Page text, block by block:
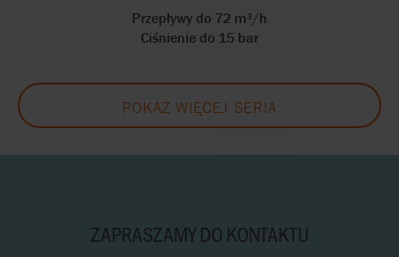
Przepływy do 72 m³/h
Ciśnienie do 15 bar
POKAŻ WIĘCEJ SERIA
ZAPRASZAMY DO KONTAKTU